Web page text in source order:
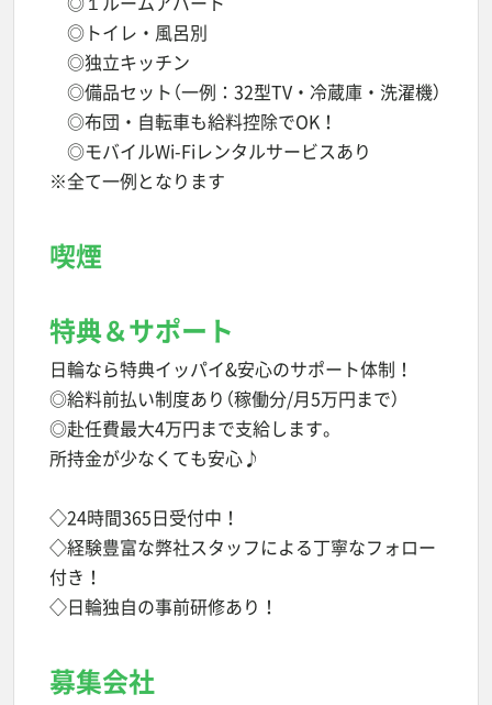
◎トイレ・風呂別
◎独立キッチン
◎備品セット（一例：32型TV・冷蔵庫・洗濯機）
◎布団・自転車も給料控除でOK！
◎モバイルWi-Fiレンタルサービスあり
※全て一例となります
喫煙
特典＆サポート
日輪なら特典イッパイ&安心のサポート体制！
◎給料前払い制度あり（稼働分/月5万円まで）
◎赴任費最大4万円まで支給します。
所持金が少なくても安心♪
◇24時間365日受付中！
◇経験豊富な弊社スタッフによる丁寧なフォロー
付き！
◇日輪独自の事前研修あり！
募集会社